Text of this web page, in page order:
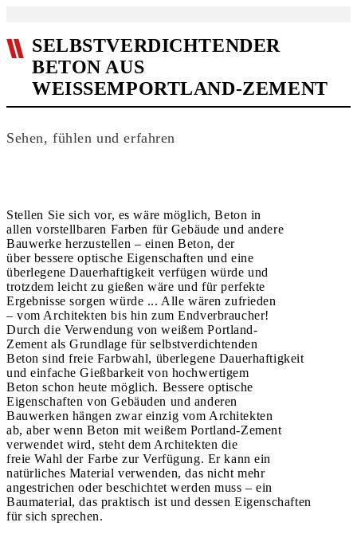
SELBSTVERDICHTENDER
BETON AUS
WEISSEMPORTLAND-ZEMENT
Sehen, fühlen und erfahren
Stellen Sie sich vor, es wäre möglich, Beton in
allen vorstellbaren Farben für Gebäude und andere
Bauwerke herzustellen – einen Beton, der
über bessere optische Eigenschaften und eine
überlegene Dauerhaftigkeit verfügen würde und
trotzdem leicht zu gießen wäre und für perfekte
Ergebnisse sorgen würde ... Alle wären zufrieden
– vom Architekten bis hin zum Endverbraucher!
Durch die Verwendung von weißem Portland-
Zement als Grundlage für selbstverdichtenden
Beton sind freie Farbwahl, überlegene Dauerhaftigkeit
und einfache Gießbarkeit von hochwertigem
Beton schon heute möglich. Bessere optische
Eigenschaften von Gebäuden und anderen
Bauwerken hängen zwar einzig vom Architekten
ab, aber wenn Beton mit weißem Portland-Zement
verwendet wird, steht dem Architekten die
freie Wahl der Farbe zur Verfügung. Er kann ein
natürliches Material verwenden, das nicht mehr
angestrichen oder beschichtet werden muss – ein
Baumaterial, das praktisch ist und dessen Eigenschaften
für sich sprechen.